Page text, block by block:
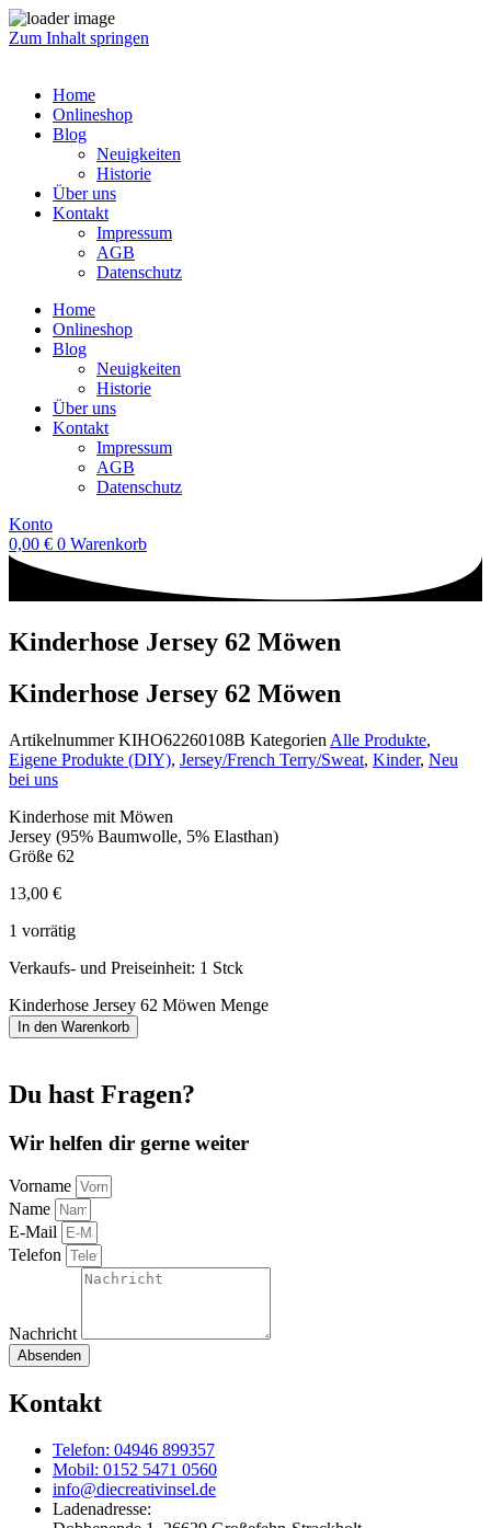
Zum Inhalt springen
Home
Onlineshop
Blog
Neuigkeiten
Historie
Über uns
Kontakt
Impressum
AGB
Datenschutz
Home
Onlineshop
Blog
Neuigkeiten
Historie
Über uns
Kontakt
Impressum
AGB
Datenschutz
Konto
0,00 € 0 Warenkorb
Kinderhose Jersey 62 Möwen
Kinderhose Jersey 62 Möwen
ArtikelnummerKIHO62260108B Kategorien Alle Produkte,
Eigene Produkte (DIY), Jersey/French Terry/Sweat, Kinder, Neu
bei uns
Kinderhose mit Möwen
Jersey (95% Baumwolle, 5% Elasthan)
Größe 62
13,00 €
1 vorrätig
Verkaufs- und Preiseinheit: 1 Stck
Kinderhose Jersey 62 Möwen Menge
In den Warenkorb
Du hast Fragen?
Wir helfen dir gerne weiter
Vorname
Name
E-Mail
Telefon
Nachricht
Absenden
Kontakt
Telefon: 04946 899357
Mobil: 0152 5471 0560
info@diecreativinsel.de
Ladenadresse: